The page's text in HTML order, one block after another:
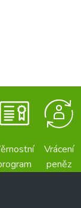
Vrácení
peněz